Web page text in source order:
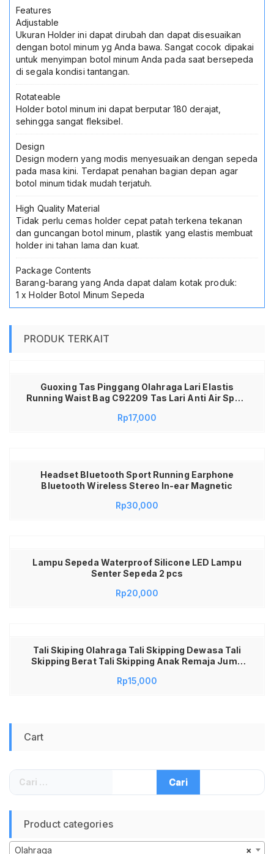
Sepeda
MTB
Lipat
Fixie
Aksesoris
Stroller
Features
Adjustable
Ukuran Holder ini dapat dirubah dan dapat disesuaikan
dengan botol minum yg Anda bawa. Sangat cocok dipakai
untuk menyimpan botol minum Anda pada saat bersepeda
di segala kondisi tantangan.
Rotateable
Holder botol minum ini dapat berputar 180 derajat,
sehingga sangat fleksibel.
Design
Design modern yang modis menyesuaikan dengan sepeda
pada masa kini. Terdapat penahan bagian depan agar
botol minum tidak mudah terjatuh.
High Quality Material
Tidak perlu cemas holder cepat patah terkena tekanan
dan guncangan botol minum, plastik yang elastis membuat
holder ini tahan lama dan kuat.
Package Contents
Barang-barang yang Anda dapat dalam kotak produk:
1 x Holder Botol Minum Sepeda
PRODUK TERKAIT
Guoxing Tas Pinggang Olahraga Lari Elastis
Running Waist Bag C92209 Tas Lari Anti Air Sport
Gym Sepeda Hiking Traveling Muat HP 6 Inch
Rp17,000
Headset Bluetooth Sport Running Earphone
Bluetooth Wireless Stereo In-ear Magnetic
Rp30,000
Lampu Sepeda Waterproof Silicone LED Lampu
Senter Sepeda 2 pcs
Rp20,000
Tali Skiping Olahraga Tali Skipping Dewasa Tali
Skipping Berat Tali Skipping Anak Remaja Jump
Sports Weight
Rp15,000
Cart
Cari
untuk:
Product categories
×
Olahraga